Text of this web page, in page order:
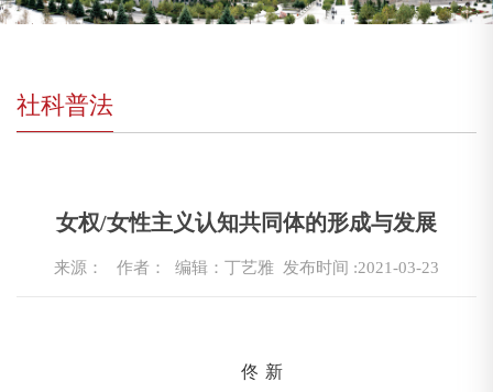
社科普法
社科普法 >正文
女权/女性主义认知共同体的形成与发展
来源： 作者： 编辑：丁艺雅 发布时间 :2021-03-23
佟 新